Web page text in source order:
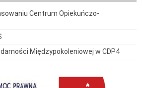
Centrum Opiekuńczo-
Międzypokoleniowej w CDP4